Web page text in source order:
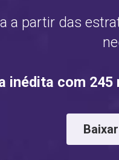
a partir das
inédita com